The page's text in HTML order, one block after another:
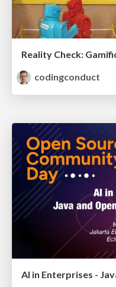
Reality Check:
codingconduct